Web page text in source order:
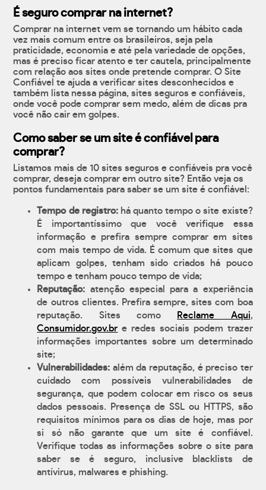
É seguro comprar na internet?
Comprar na internet vem se tornando um hábito cada
vez mais comum entre os brasileiros, seja pela
praticidade, economia e até pela variedade de opções,
mas é preciso ficar atento e ter cautela, principalmente
com relação aos sites onde pretende comprar. O Site
Confiável te ajuda a verificar sites desconhecidos e
também lista nessa página, sites seguros e confiáveis,
onde você pode comprar sem medo, além de dicas pra
você não cair em golpes.
Como saber se um site é confiável para
comprar?
Listamos mais de 10 sites seguros e confiáveis pra você
comprar, deseja comprar em outro site? Então veja os
pontos fundamentais para saber se um site é confiável:
Tempo de registro:há quanto tempo o site existe?
É importantíssimo que você verifique essa
informação e prefira sempre comprar em sites
com mais tempo de vida. É comum que sites que
aplicam golpes, tenham sido criados há pouco
tempo e tenham pouco tempo de vida;
Reputação: atenção especial para a experiência
de outros clientes. Prefira sempre, sites com boa
reputação. Sites como
Reclame Aqui,
Consumidor.gov.br e redes sociais podem trazer
informações importantes sobre um determinado
site;
Vulnerabilidades: além da reputação, é preciso ter
cuidado com possíveis vulnerabilidades de
segurança, que podem colocar em risco os seus
dados pessoais. Presença de SSL ou HTTPS, são
requisitos mínimos para os dias de hoje, mas por
si só não garante que um site é confiável.
Verifique todas as informações sobre o site para
saber se é seguro, inclusive blacklists de
antívirus, malwares e phishing.